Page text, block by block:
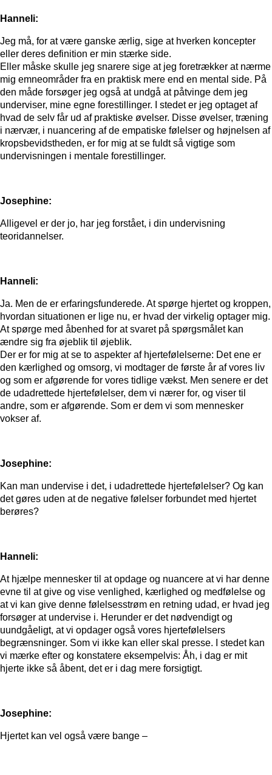
Hanneli:
Jeg må, for at være ganske ærlig, sige at hverken koncepter
eller deres definition er min stærke side.
Eller måske skulle jeg snarere sige at jeg foretrækker at nærme
mig emneområder fra en praktisk mere end en mental side. På
den måde forsøger jeg også at undgå at påtvinge dem jeg
underviser, mine egne forestillinger. I stedet er jeg optaget af
hvad de selv får ud af praktiske øvelser. Disse øvelser, træning
i nærvær, i nuancering af de empatiske følelser og højnelsen af
kropsbevidstheden, er for mig at se fuldt så vigtige som
undervisningen i mentale forestillinger.
Josephine:
Alligevel er der jo, har jeg forstået, i din undervisning
teoridannelser.
Hanneli:
Ja. Men de er erfaringsfunderede. At spørge hjertet og kroppen,
hvordan situationen er lige nu, er hvad der virkelig optager mig.
At spørge med åbenhed for at svaret på spørgsmålet kan
ændre sig fra øjeblik til øjeblik.
Der er for mig at se to aspekter af hjertefølelserne: Det ene er
den kærlighed og omsorg, vi modtager de første år af vores liv
og som er afgørende for vores tidlige vækst. Men senere er det
de udadrettede hjertefølelser, dem vi nærer for, og viser til
andre, som er afgørende. Som er dem vi som mennesker
vokser af.
Josephine:
Kan man undervise i det, i udadrettede hjertefølelser? Og kan
det gøres uden at de negative følelser forbundet med hjertet
berøres?
Hanneli:
At hjælpe mennesker til at opdage og nuancere at vi har denne
evne til at give og vise venlighed, kærlighed og medfølelse og
at vi kan give denne følelsesstrøm en retning udad, er hvad jeg
forsøger at undervise i. Herunder er det nødvendigt og
uundgåeligt, at vi opdager også vores hjertefølelsers
begrænsninger. Som vi ikke kan eller skal presse. I stedet kan
vi mærke efter og konstatere eksempelvis: Åh, i dag er mit
hjerte ikke så åbent, det er i dag mere forsigtigt.
Josephine:
Hjertet kan vel også være bange –